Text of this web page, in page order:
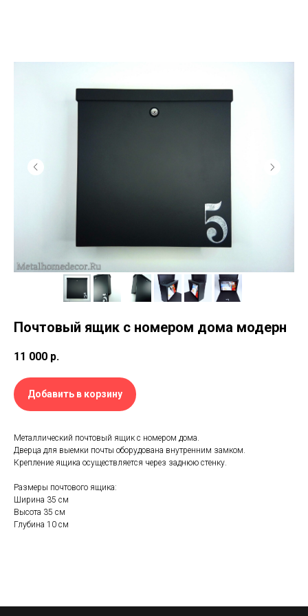
Почтовый ящик с номером дома модерн
11 000 р.
Добавить в корзину
Металлический почтовый ящик с номером дома.
Дверца для выемки почты оборудована внутренним замком.
Крепление ящика осуществляется через заднюю стенку.
Размеры почтового ящика:
Ширина 35 см
Высота 35 см
Глубина 10 см